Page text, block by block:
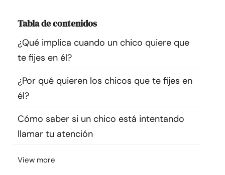
Encuentra un terapeuta
Idioma
Sobre nosotros Contáctanos Escríbenos
Publicidad con
nosotros
© Copyright 2026. Todos los derechos reservados.
Tabla de contenidos
¿Qué implica cuando un chico quiere que
te fijes en él?
¿Por qué quieren los chicos que te fijes en
él?
Cómo saber si un chico está intentando
llamar tu atención
View more